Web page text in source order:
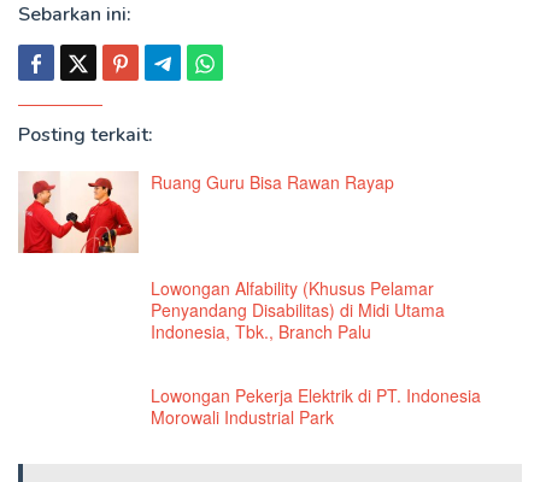
Sebarkan ini:
Posting terkait:
Ruang Guru Bisa Rawan Rayap
Lowongan Alfability (Khusus Pelamar
Penyandang Disabilitas) di Midi Utama
Indonesia, Tbk., Branch Palu
Lowongan Pekerja Elektrik di PT. Indonesia
Morowali Industrial Park